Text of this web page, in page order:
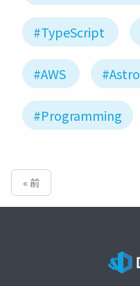
#TypeScript
#AWS #Astro
#Programming
« 前